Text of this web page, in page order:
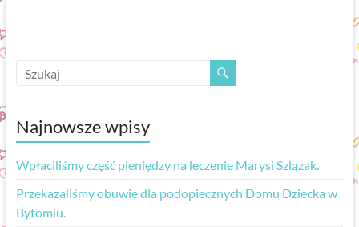
Najnowsze wpisy
Wpłaciliśmy część pieniędzy na leczenie Marysi Szlązak.
Przekazaliśmy obuwie dla podopiecznych Domu Dziecka w
Bytomiu.